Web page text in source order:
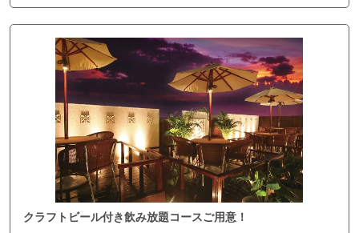
クラフトビール付き飲み放題コースご用意！